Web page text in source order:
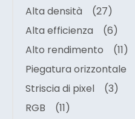
Alta densità
(27)
Alta efficienza
(6)
Alto rendimento
(11)
Piegatura orizzontale
Striscia di pixel
(3)
RGB
(11)